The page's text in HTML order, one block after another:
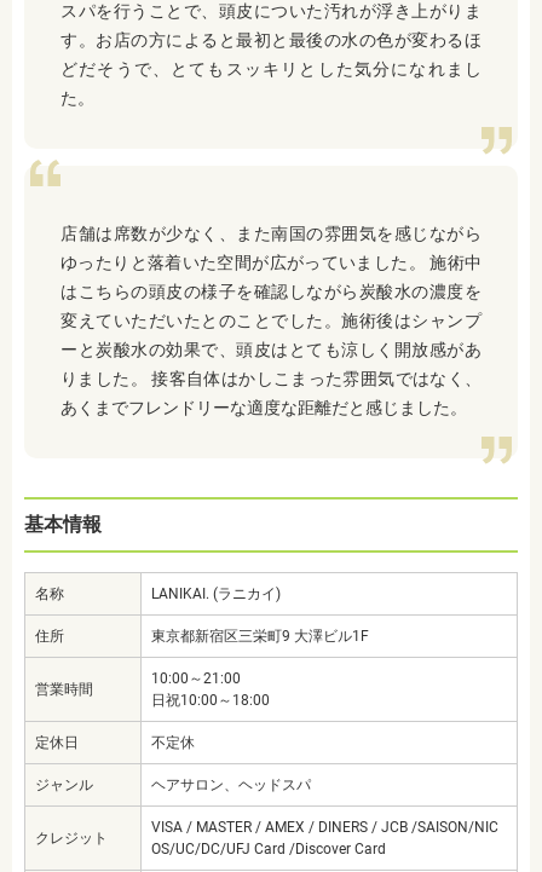
スパを行うことで、頭皮についた汚れが浮き上がりま
す。お店の方によると最初と最後の水の色が変わるほ
どだそうで、とてもスッキリとした気分になれまし
た。
店舗は席数が少なく、また南国の雰囲気を感じながら
ゆったりと落着いた空間が広がっていました。 施術中
はこちらの頭皮の様子を確認しながら炭酸水の濃度を
変えていただいたとのことでした。施術後はシャンプ
ーと炭酸水の効果で、頭皮はとても涼しく開放感があ
りました。 接客自体はかしこまった雰囲気ではなく、
あくまでフレンドリーな適度な距離だと感じました。
基本情報
名称 LANIKAI. (ラニカイ)
住所 東京都新宿区三栄町9 大澤ビル1F
営業時間
10:00～21:00
日祝10:00～18:00
定休日 不定休
ジャンル ヘアサロン、ヘッドスパ
クレジット
VISA / MASTER / AMEX / DINERS / JCB /SAISON/NIC
OS/UC/DC/UFJ Card /Discover Card